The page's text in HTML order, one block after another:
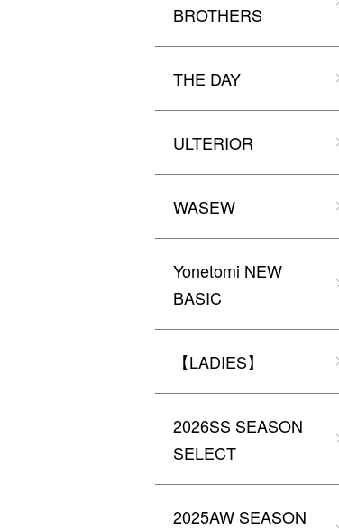
BROTHERS
THE DAY
ULTERIOR
WASEW
Yonetomi NEW
BASIC
【LADIES】
2026SS SEASON
SELECT
2025AW SEASON